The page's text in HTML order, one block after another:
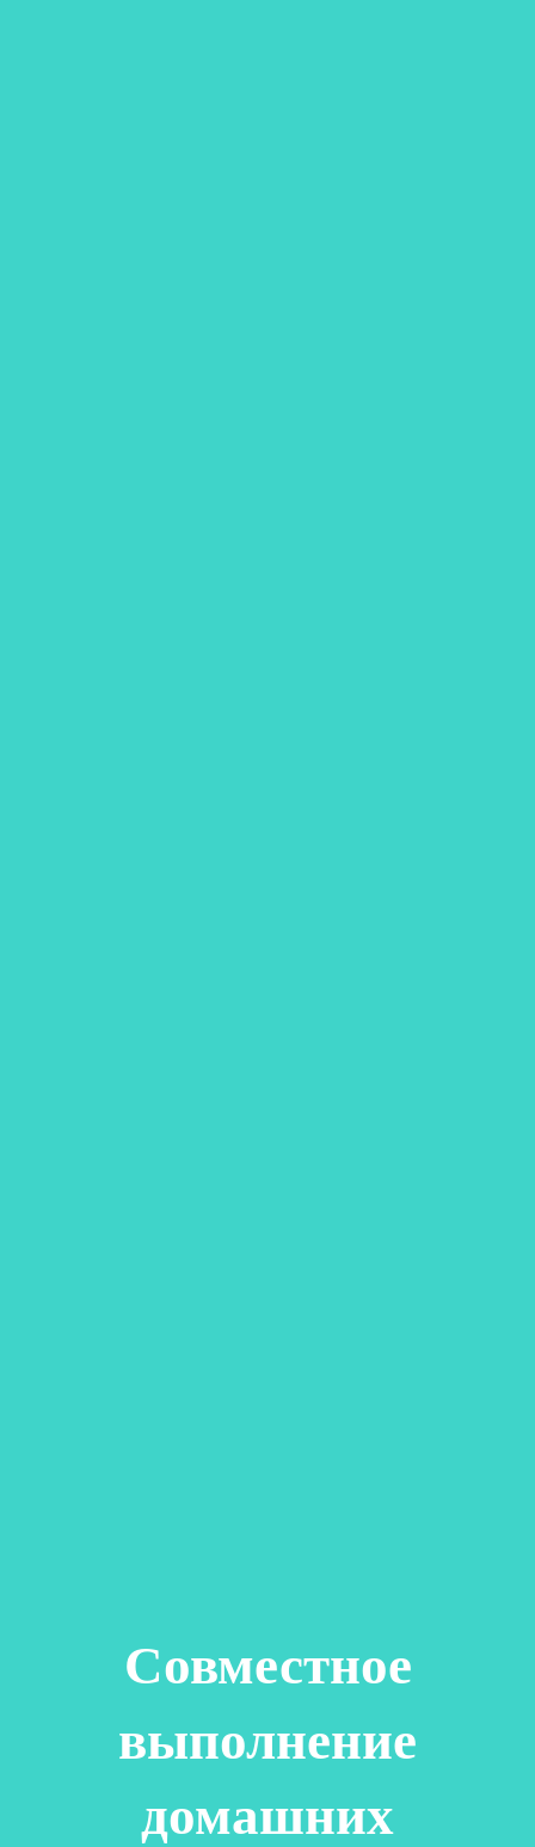
Совместное
выполнение
домашних